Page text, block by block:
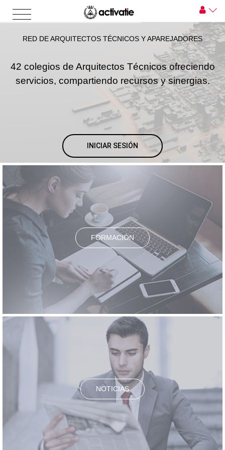
RED DE ARQUITECTOS TÉCNICOS Y APAREJADORES
42 colegios de Arquitectos Técnicos ofreciendo
servicios, compartiendo recursos y sinergias.
INICIAR SESIÓN
FORMACIÓN
NOTICIAS